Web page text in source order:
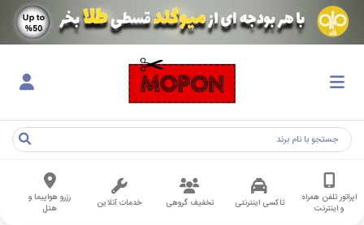
اپراتور تلفن همراه
و اینترنت
تاکسی اینترنتی تخفیف گروهی خدمات آنلاین
رزرو هواپیما و
هتل